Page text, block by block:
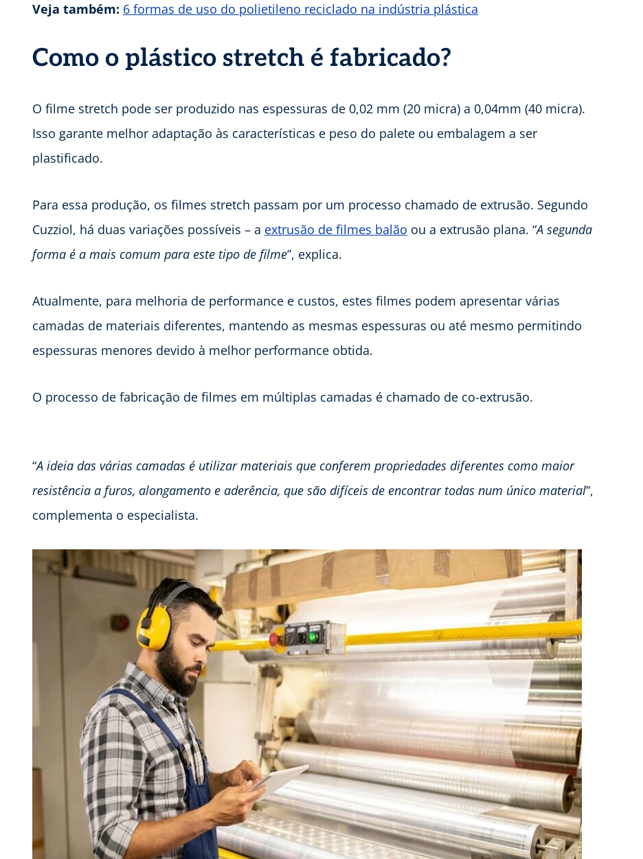
Veja também: 6 formas de uso do polietileno reciclado na indústria plástica
Como o plástico stretch é fabricado?
O filme stretch pode ser produzido nas espessuras de 0,02 mm (20 micra) a 0,04mm (40 micra).
Isso garante melhor adaptação às características e peso do palete ou embalagem a ser
plastificado.
Para essa produção, os filmes stretch passam por um processo chamado de extrusão. Segundo
Cuzziol, há duas variações possíveis – a extrusão de filmes balão ou a extrusão plana. “A segunda
forma é a mais comum para este tipo de filme”, explica.
Atualmente, para melhoria de performance e custos, estes filmes podem apresentar várias
camadas de materiais diferentes, mantendo as mesmas espessuras ou até mesmo permitindo
espessuras menores devido à melhor performance obtida.
O processo de fabricação de filmes em múltiplas camadas é chamado de co-extrusão.
“A ideia das várias camadas é utilizar materiais que conferem propriedades diferentes como maior
resistência a furos, alongamento e aderência, que são difíceis de encontrar todas num único material”,
complementa o especialista.